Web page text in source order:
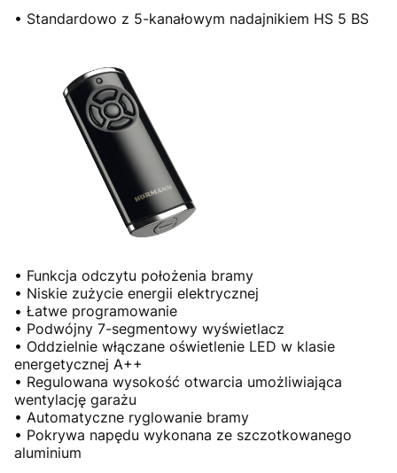
• Standardowo z 5-kanałowym nadajnikiem HS 5 BS
• Funkcja odczytu położenia bramy
• Niskie zużycie energii elektrycznej
• Łatwe programowanie
• Podwójny 7-segmentowy wyświetlacz
• Oddzielnie włączane oświetlenie LED w klasie
energetycznej A++
• Regulowana wysokość otwarcia umożliwiająca
wentylację garażu
• Automatyczne ryglowanie bramy
• Pokrywa napędu wykonana ze szczotkowanego
aluminium